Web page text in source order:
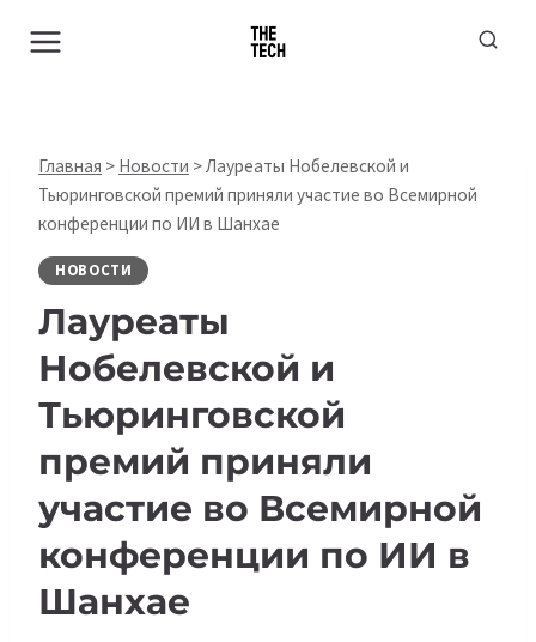
Главная > Новости >Лауреаты Нобелевской и
Тьюринговской премий приняли участие во Всемирной
конференции по ИИ в Шанхае
НОВОСТИ
Лауреаты
Нобелевской и
Тьюринговской
премий приняли
участие во Всемирной
конференции по ИИ в
Шанхае